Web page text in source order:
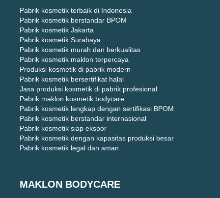
Pabrik kosmetik terbaik di Indonesia
Pabrik kosmetik berstandar BPOM
Pabrik kosmetik Jakarta
Pabrik kosmetik Surabaya
Pabrik kosmetik murah dan berkualitas
Pabrik kosmetik maklon terpercaya
Produksi kosmetik di pabrik modern
Pabrik kosmetik bersertifikat halal
Jasa produksi kosmetik di pabrik profesional
Pabrik maklon kosmetik bodycare
Pabrik kosmetik lengkap dengan sertifikasi BPOM
Pabrik kosmetik berstandar internasional
Pabrik kosmetik siap ekspor
Pabrik kosmetik dengan kapasitas produksi besar
Pabrik kosmetik legal dan aman
MAKLON BODYCARE